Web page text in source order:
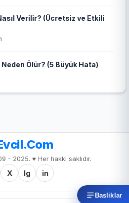
Verilir? (Ücretsiz ve Etkili
Ölür? (5 Büyük Hata)
Basliklar
- 2025. ♥️ Her hakkı saklıdır.
X Ig in